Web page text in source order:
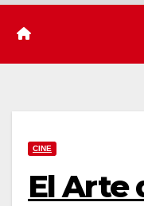
CINE
El Arte